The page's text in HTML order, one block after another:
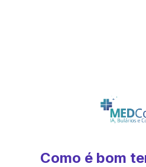
Como é bom